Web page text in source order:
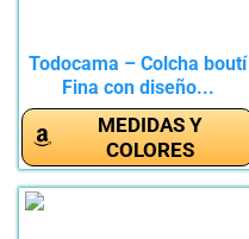
Todocama – Colcha boutí
Fina con diseño...
MEDIDAS Y
COLORES